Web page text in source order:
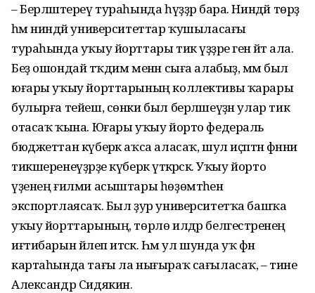
– Берләштереү тураһында һүҙҙәр бара. Ниндәй төрҙә
һәм ниндәй университеттар ҡушыласағы
тураһында уҡыу йорттары тик үҙҙәре генә әйтә ала.
Беҙ ошондай тәҡдим менән сыға алабыҙ, әммә был
юғары уҡыу йорттарының коллективы ҡарары
булырға тейеш, сөнки был берләшеүҙән улар тик
отасаҡ ҡына. Юғары уҡыу йорто федераль
бюджеттан күберәк аҡса аласаҡ, шул иҫәптән фәнни
тикшеренеүҙәрҙе күберәк үткәрәсәк. Уҡыу йорто
үҙенең ғилми асыштары һөҙөмтәһен
экспортлаясаҡ. Был ҙур университетҡа башҡа
уҡыу йорттарының, төрлө илдәр белгестәренең
иғтибарын йәлеп итәсәк. Һәм ул шунда уҡ фән
картаһында тағы ла нығыраҡ сағыласаҡ, – тине
Александр Сидякин.